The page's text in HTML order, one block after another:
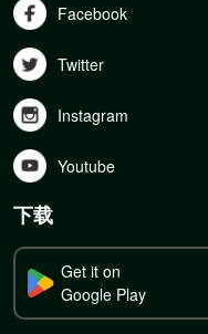
Facebook
Twitter
Instagram
Youtube
下载
Get it on
Google Play